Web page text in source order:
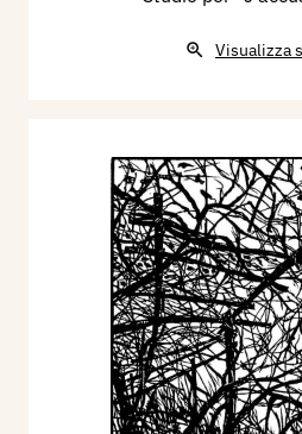
Visualizza